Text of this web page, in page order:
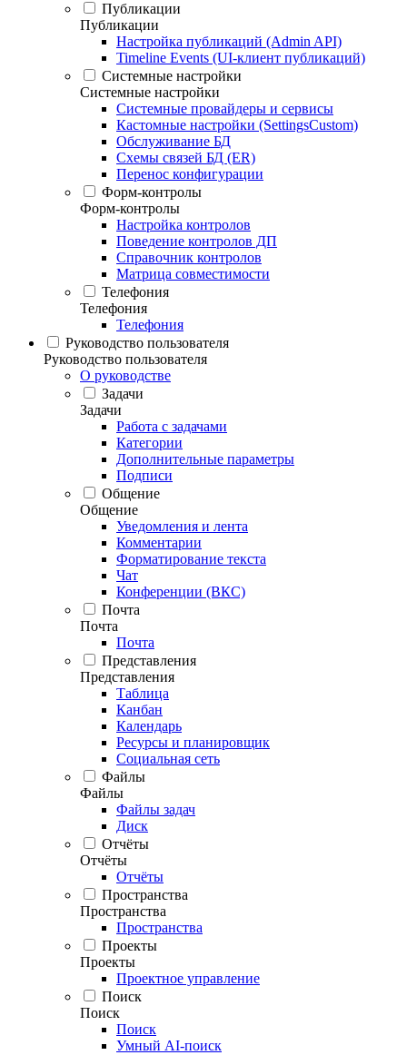
Публикации
Публикации
Настройка публикаций (Admin API)
Timeline Events (UI-клиент публикаций)
Системные настройки
Системные настройки
Системные провайдеры и сервисы
Кастомные настройки (SettingsCustom)
Обслуживание БД
Схемы связей БД (ER)
Перенос конфигурации
Форм-контролы
Форм-контролы
Настройка контролов
Поведение контролов ДП
Справочник контролов
Матрица совместимости
Телефония
Телефония
Телефония
Руководство пользователя
Руководство пользователя
О руководстве
Задачи
Задачи
Работа с задачами
Категории
Дополнительные параметры
Подписи
Общение
Общение
Уведомления и лента
Комментарии
Форматирование текста
Чат
Конференции (ВКС)
Почта
Почта
Почта
Представления
Представления
Таблица
Канбан
Календарь
Ресурсы и планировщик
Социальная сеть
Файлы
Файлы
Файлы задач
Диск
Отчёты
Отчёты
Отчёты
Пространства
Пространства
Пространства
Проекты
Проекты
Проектное управление
Поиск
Поиск
Поиск
Умный AI-поиск